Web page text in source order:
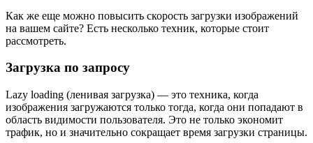
Как же еще можно повысить скорость загрузки изображений
на вашем сайте? Есть несколько техник, которые стоит
рассмотреть.
Загрузка по запросу
Lazy loading (ленивая загрузка) — это техника, когда
изображения загружаются только тогда, когда они попадают в
область видимости пользователя. Это не только экономит
трафик, но и значительно сокращает время загрузки страницы.